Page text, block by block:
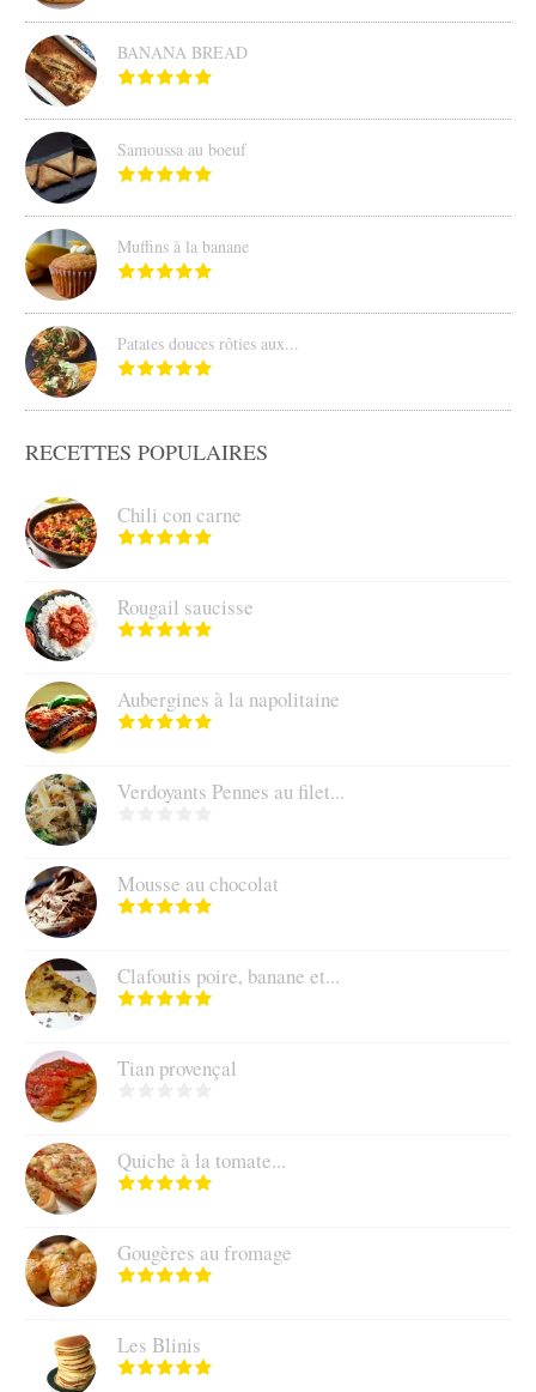
BANANA BREAD
Samoussa au boeuf
Muffins à la banane
Patates douces rôties aux...
RECETTES POPULAIRES
Chili con carne
Rougail saucisse
Aubergines à la napolitaine
Verdoyants Pennes au filet...
Mousse au chocolat
Clafoutis poire, banane et...
Tian provençal
Quiche à la tomate...
Gougères au fromage
Les Blinis